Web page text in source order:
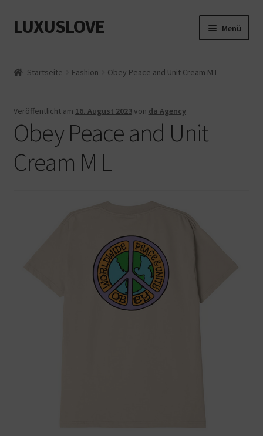
Zur
Navigation
Zum
Inhalt
LUXUSLOVE Menü
Impressum
Startseite Fashion Obey Peace and Unit Cream M L
Veröffentlicht am 16. August 2023von da Agency
Obey Peace and Unit
Cream M L